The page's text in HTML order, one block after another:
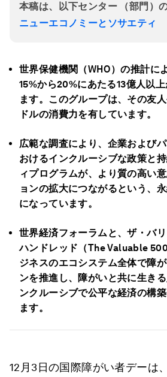
本稿は、以下センター （部門）
ニューエコノミーとソサエティ
世界保健機関（WHO）の推計に
15%から20%にあたる13億人以
ます。このグループは、その友
ドルの消費力を有しています。
広範な調査により、企業および
おけるインクルーシブな政策と
ィプログラムが、より質の高い
ョンの拡大につながるという、
になっています。
世界経済フォーラムと、ザ・バ
ハンドレッド（The Valuable
ジネスのエコシステム全体で障
ンを推進し、障がいと共に生き
ンクルーシブで公平な経済の構
ます。
12月3日の国際障がい者デーは